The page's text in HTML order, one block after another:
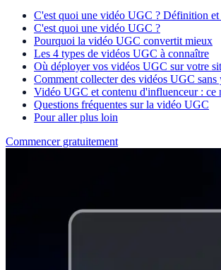
C'est quoi une vidéo UGC ? Définition
C'est quoi une vidéo UGC ?
Pourquoi la vidéo UGC convertit mieux
Les 4 types de vidéos UGC à connaître
Où déployer vos vidéos UGC sur votre
Comment collecter des vidéos UGC sans
Vidéo UGC et contenu d'influenceur : ce
Questions fréquentes sur la vidéo UGC
Pour aller plus loin
Commencer gratuitement